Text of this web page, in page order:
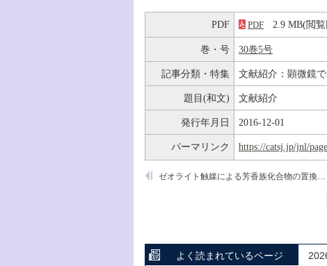
PDF PDF 2.9 MB(閲
巻・号 30巻5号
記事分類・特集 文献紹介：顕微鏡
題目(和文) 文献紹介
発行年月日 2016-12-01
パーマリンク https://catsj.jp/jnl/
ゼオライト触媒による芳香族化合物の置換反応
よく読まれているページ